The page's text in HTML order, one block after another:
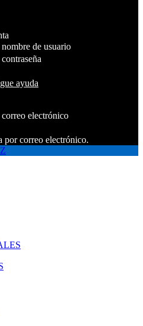
de usuario
ayuda
correo electrónico
por correo electrónico.